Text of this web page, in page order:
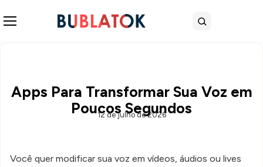
Buscar
Apps Para Transformar Sua Voz em
Poucos Segundos
12 de julho de 2026
Você quer modificar sua voz em vídeos, áudios ou lives